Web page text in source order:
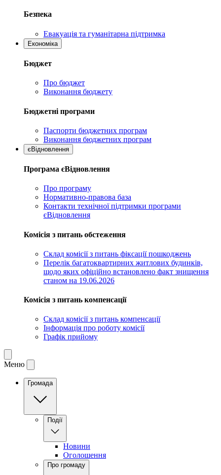
Безпека
Евакуація та гуманітарна підтримка
Економіка
Бюджет
Про бюджет
Виконання бюджету
Бюджетні програми
Паспорти бюджетних програм
Виконання бюджетних програм
єВідновлення
Програма єВідновлення
Про програму
Нормативно-правова база
Контакти технічної підтримки програми
єВідновлення
Комісія з питань обстеження
Склад комісії з питань фіксації пошкоджень
Перелік багатоквартирних житлових будинків,
щодо яких офіційно встановлено факт знищення
станом на 19.06.2026
Комісія з питань компенсації
Склад комісії з питань компенсації
Інформація про роботу комісії
Графік прийому
Меню
Громада
Події
Новини
Оголошення
Про громаду